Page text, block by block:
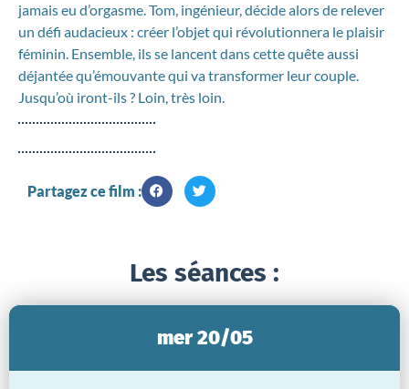
jamais eu d’orgasme. Tom, ingénieur, décide alors de relever
un défi audacieux : créer l’objet qui révolutionnera le plaisir
féminin. Ensemble, ils se lancent dans cette quête aussi
déjantée qu’émouvante qui va transformer leur couple.
Jusqu’où iront-ils ? Loin, très loin.
Partagez ce film :
Les séances :
mer 20/05